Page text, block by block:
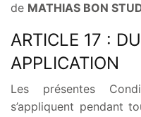
de MATHIAS BON
ARTICLE 17 :
APPLICATION
Les présentes
s’appliquent pendant